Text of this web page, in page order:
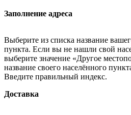
Заполнение адреса
Выберите из списка название
пункта. Если вы не нашли свой
выберите значение «Другое
название своего населённого
Введите правильный индекс.
Доставка